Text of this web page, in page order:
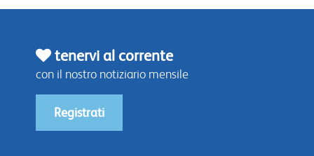
tenervi al corrente
con il nostro notiziario mensile
Registrati